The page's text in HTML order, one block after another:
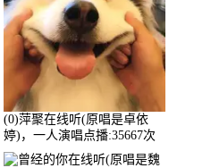
(0)萍聚在线听(原唱是卓依
婷)，一人演唱点播:35667次